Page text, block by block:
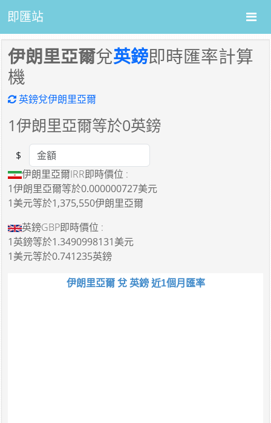
即匯站
伊朗里亞爾兌英鎊即時匯率計算
機
英鎊兌伊朗里亞爾
1伊朗里亞爾等於0英鎊
Amount
$
伊朗里亞爾IRR即時價位 :
1伊朗里亞爾等於0.000000727美元
1美元等於1,375,550伊朗里亞爾
英鎊GBP即時價位 :
1英鎊等於1.3490998131美元
1美元等於0.741235英鎊
伊朗里亞爾 兌 英鎊 近1個月匯率